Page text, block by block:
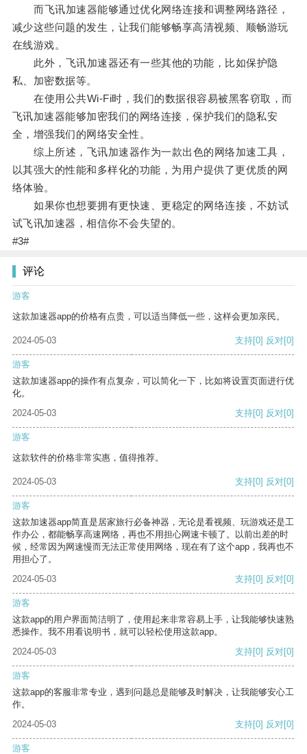
而飞讯加速器能够通过优化网络连接和调整网络路径，
减少这些问题的发生，让我们能够畅享高清视频、顺畅游玩
在线游戏。
此外，飞讯加速器还有一些其他的功能，比如保护隐
私、加密数据等。
在使用公共Wi-Fi时，我们的数据很容易被黑客窃取，而
飞讯加速器能够加密我们的网络连接，保护我们的隐私安
全，增强我们的网络安全性。
综上所述，飞讯加速器作为一款出色的网络加速工具，
以其强大的性能和多样化的功能，为用户提供了更优质的网
络体验。
如果你也想要拥有更快速、更稳定的网络连接，不妨试
试飞讯加速器，相信你不会失望的。
#3#
评论
游客
这款加速器app的价格有点贵，可以适当降低一些，这样会更加亲民。
2024-05-03 支持[0] 反对[0]
游客
这款加速器app的操作有点复杂，可以简化一下，比如将设置页面进行优
化。
2024-05-03
支持[0] 反对[0]
游客
这款软件的价格非常实惠，值得推荐。
2024-05-03 支持[0] 反对[0]
游客
这款加速器app简直是居家旅行必备神器，无论是看视频、玩游戏还是工
作办公，都能畅享高速网络，再也不用担心网速卡顿了。以前出差的时
候，经常因为网速慢而无法正常使用网络，现在有了这个app，我再也不
用担心了。
2024-05-03
支持[0] 反对[0]
游客
这款app的用户界面简洁明了，使用起来非常容易上手，让我能够快速熟
悉操作。我不用看说明书，就可以轻松使用这款app。
2024-05-03
支持[0] 反对[0]
游客
这款app的客服非常专业，遇到问题总是能够及时解决，让我能够安心工
作。
2024-05-03
支持[0] 反对[0]
游客